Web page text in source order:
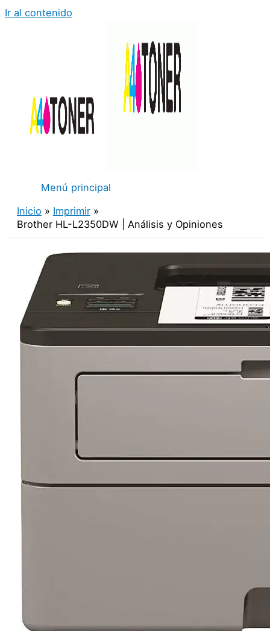
Ir al contenido
Menú principal
Inicio
Imprimir
Brother HL-L2350DW | Análisis y Opiniones